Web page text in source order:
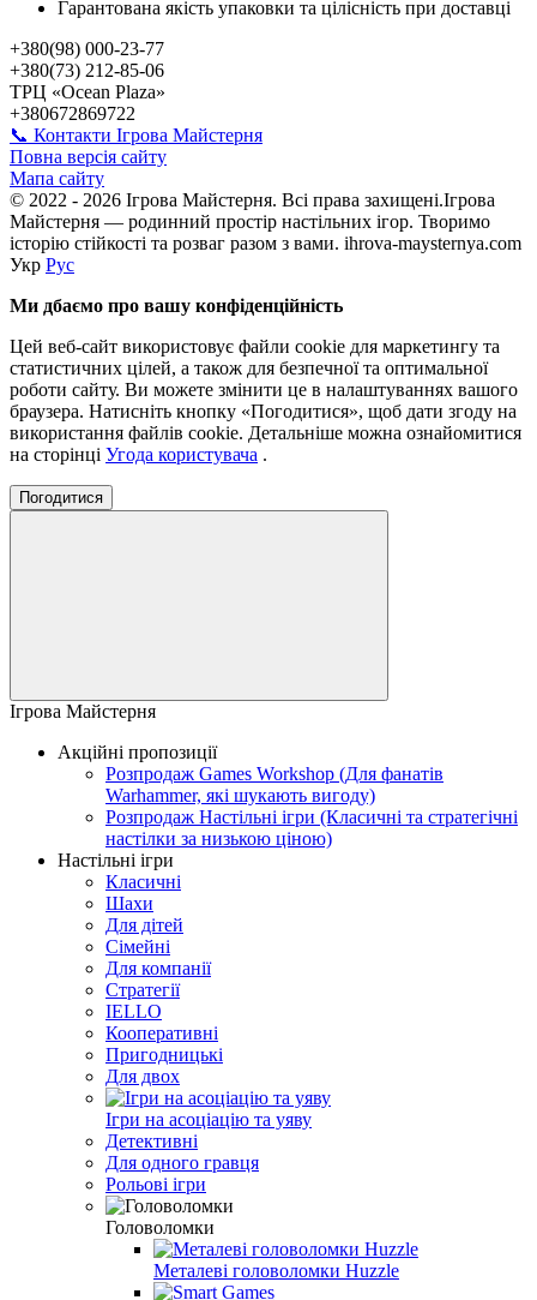
Гарантована якість упаковки та цілісність при доставці
+380(98) 000-23-77
+380(73) 212-85-06
ТРЦ «Ocean Plaza»
+380672869722
📞 Контакти Ігрова Майстерня
Повна версія сайту
Мапа сайту
© 2022 - 2026 Ігрова Майстерня. Всі права захищені.Ігрова
Майстерня — родинний простір настільних ігор. Творимо
історію стійкості та розваг разом з вами. ihrova-maysternya.com
Укр Рус
Ми дбаємо про вашу конфіденційність
Цей веб-сайт використовує файли cookie для маркетингу та
статистичних цілей, а також для безпечної та оптимальної
роботи сайту. Ви можете змінити це в налаштуваннях вашого
браузера. Натисніть кнопку «Погодитися», щоб дати згоду на
використання файлів cookie. Детальніше можна ознайомитися
на сторінці Угода користувача .
Погодитися
Ігрова Майстерня
Акційні пропозиції
Розпродаж Games Workshop (Для фанатів
Warhammer, які шукають вигоду)
Розпродаж Настільні ігри (Класичні та стратегічні
настілки за низькою ціною)
Настільні ігри
Класичні
Шахи
Для дітей
Сімейні
Для компанії
Стратегії
IELLO
Кооперативні
Пригодницькі
Для двох
Ігри на асоціацію та уяву
Детективні
Для одного гравця
Рольові ігри
Головоломки
Металеві головоломки Huzzle